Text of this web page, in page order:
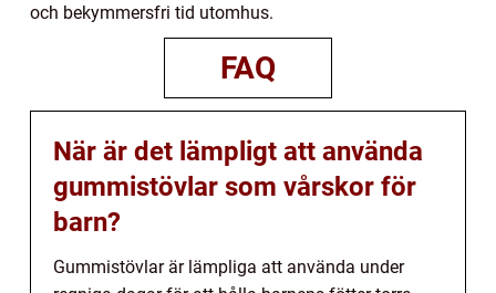
och bekymmersfri tid utomhus.
FAQ
När är det lämpligt att använda
gummistövlar som vårskor för
barn?
Gummistövlar är lämpliga att använda under